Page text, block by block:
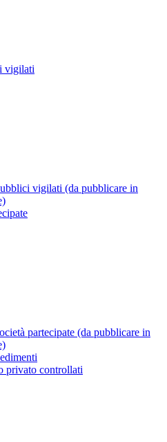
vigilati
vigilati (da pubblicare in
partecipate (da pubblicare in
privato controllati